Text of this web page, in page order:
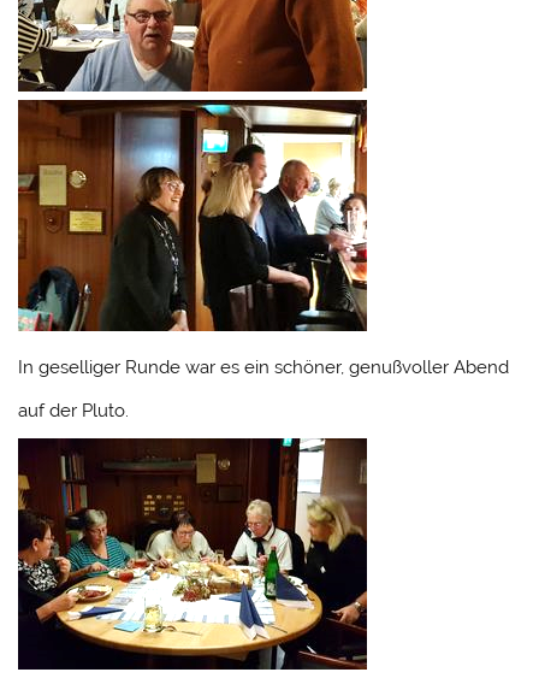
In geselliger Runde war es ein schöner, genußvoller Abend
auf der Pluto.